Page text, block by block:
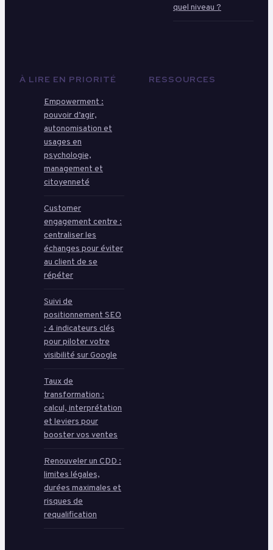
quel niveau ?
À LIRE EN PRIORITÉ
Empowerment :
pouvoir d’agir,
autonomisation et
usages en
psychologie,
management et
citoyenneté
Customer
engagement centre :
centraliser les
échanges pour éviter
au client de se
répéter
Suivi de
positionnement SEO
: 4 indicateurs clés
pour piloter votre
visibilité sur Google
Taux de
transformation :
calcul, interprétation
et leviers pour
booster vos ventes
Renouveler un CDD :
limites légales,
durées maximales et
risques de
requalification
RESSOURCES